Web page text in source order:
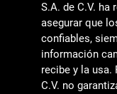
S.A. de C.V. ha
asegurar que
confiables,
información
recibe y la usa.
C.V. no